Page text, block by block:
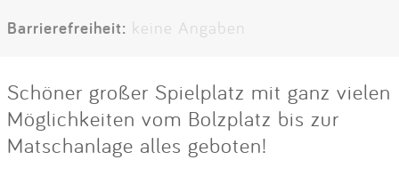
Barrierefreiheit: keine Angaben
Schöner großer Spielplatz mit ganz vielen
Möglichkeiten vom Bolzplatz bis zur
Matschanlage alles geboten!